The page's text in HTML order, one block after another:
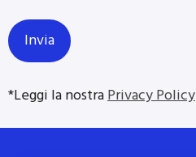
*Leggi la nostraPrivacy Policy